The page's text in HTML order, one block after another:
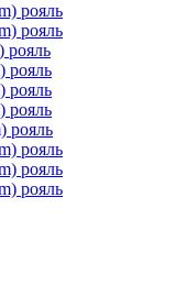
рояль
рояль
рояль
рояль
рояль
рояль
рояль
рояль
рояль
рояль